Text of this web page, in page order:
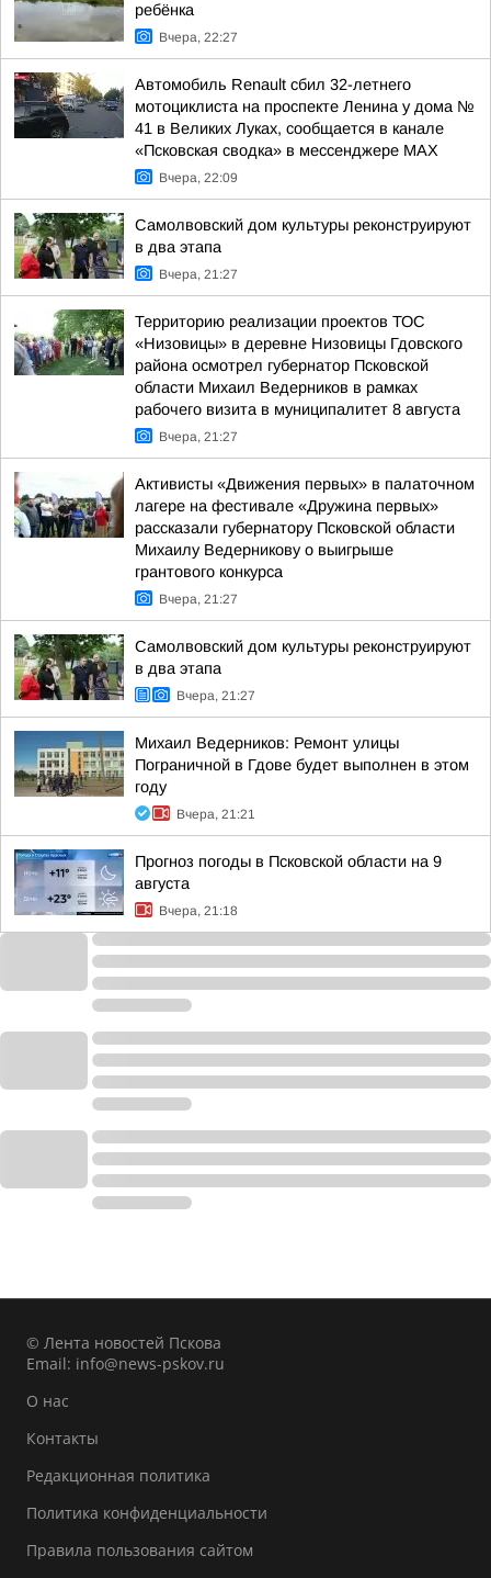
ребёнка
Вчера, 22:27
Автомобиль Renault сбил 32-летнего
мотоциклиста на проспекте Ленина у дома №
41 в Великих Луках, сообщается в канале
«Псковская сводка» в мессенджере MAX
Вчера, 22:09
Самолвовский дом культуры реконструируют
в два этапа
Вчера, 21:27
Территорию реализации проектов ТОС
«Низовицы» в деревне Низовицы Гдовского
района осмотрел губернатор Псковской
области Михаил Ведерников в рамках
рабочего визита в муниципалитет 8 августа
Вчера, 21:27
Активисты «Движения первых» в палаточном
лагере на фестивале «Дружина первых»
рассказали губернатору Псковской области
Михаилу Ведерникову о выигрыше
грантового конкурса
Вчера, 21:27
Самолвовский дом культуры реконструируют
в два этапа
Вчера, 21:27
Михаил Ведерников: Ремонт улицы
Пограничной в Гдове будет выполнен в этом
году
Вчера, 21:21
Прогноз погоды в Псковской области на 9
августа
Вчера, 21:18
© Лента новостей Пскова
Email: info@news-pskov.ru
О нас
Контакты
Редакционная политика
Политика конфиденциальности
Правила пользования сайтом